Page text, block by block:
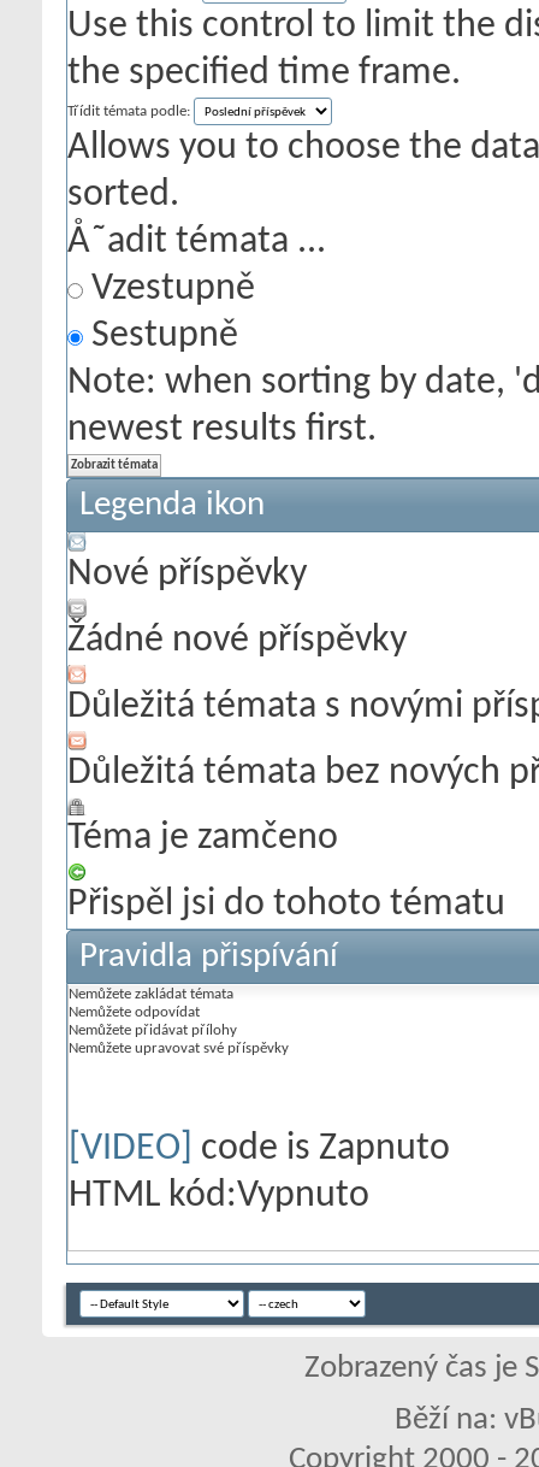
Use this control to limit the
the specified time frame.
Třídit témata podle:
Allows you to choose the
sorted.
Å˜adit témata ...
Vzestupně
Sestupně
Note: when sorting by date,
newest results first.
Legenda ikon
Nové příspěvky
Žádné nové příspěvky
Důležitá témata s novými
Důležitá témata bez nových
Téma je zamčeno
Přispěl jsi do tohoto tématu
Pravidla přispívání
Nemůžete zakládat témata
Nemůžete odpovídat
Nemůžete přidávat přílohy
Nemůžete upravovat své příspěvky
[VIDEO] code is Zapnuto
HTML kód:Vypnuto
Zobrazený čas je
Běží na:
Copyright 2000 -